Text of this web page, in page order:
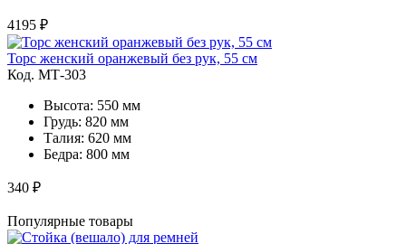
4195 ₽
Торс женский оранжевый без рук, 55 см
Код. MТ-303
Высота: 550 мм
Грудь: 820 мм
Талия: 620 мм
Бедра: 800 мм
340 ₽
Популярные товары